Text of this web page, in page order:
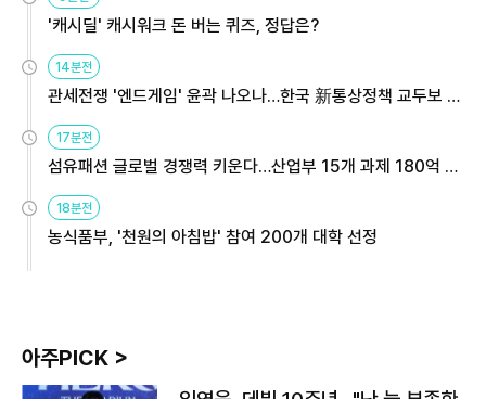
'캐시딜' 캐시워크 돈 버는 퀴즈, 정답은?
14분전
관세전쟁 '엔드게임' 윤곽 나오나…한국 新통상정책 교두보 활
17분전
섬유패션 글로벌 경쟁력 키운다…산업부 15개 과제 180억 지
18분전
농식품부, '천원의 아침밥' 참여 200개 대학 선정
아주PICK >